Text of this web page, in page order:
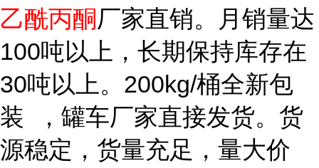
乙酰丙酮厂家直销。月销量达
100吨以上，长期保持库存在
30吨以上。200kg/桶全新包
装 ，罐车厂家直接发货。货
源稳定，货量充足，量大价